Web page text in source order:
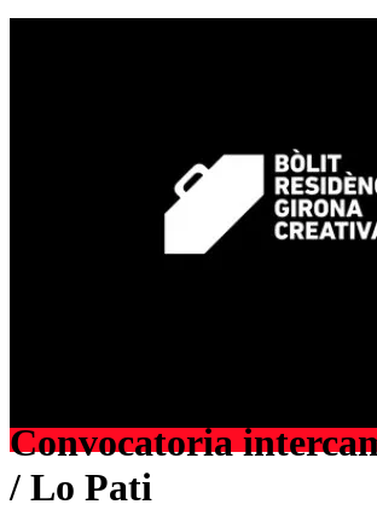
Convocatoria
/ Lo Pati